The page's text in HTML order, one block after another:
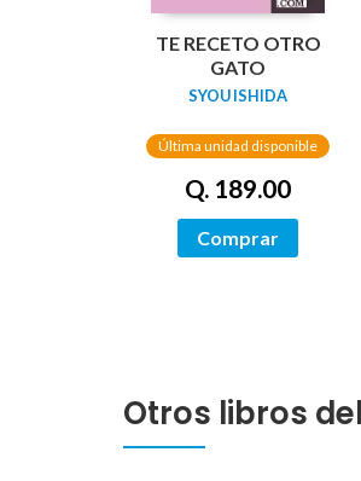
TE RECETO OTRO
GATO
SYOU ISHIDA
Última unidad disponible
Q. 189.00
Comprar
Otros libros